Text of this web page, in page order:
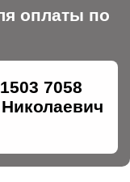
оплаты по
7058